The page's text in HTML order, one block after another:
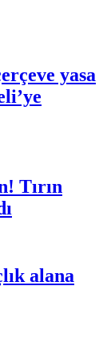
yasa
Tırın
alana